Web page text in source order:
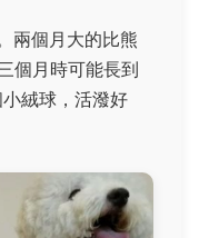
兩個月大的比熊
個月時可能長到
絨球，活潑好